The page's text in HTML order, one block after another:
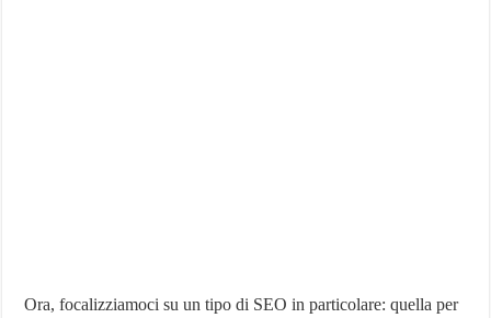
Ora, focalizziamoci su un tipo di SEO in particolare: quella per